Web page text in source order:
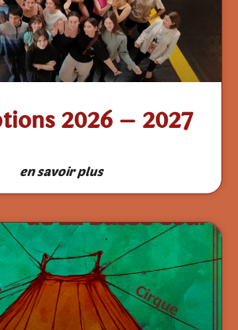
2026 – 2027
en savoir plus